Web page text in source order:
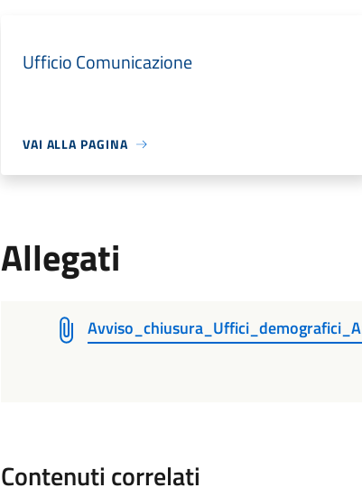
Ufficio Comunicazione
VAI ALLA PAGINA
Allegati
Contenuti correlati